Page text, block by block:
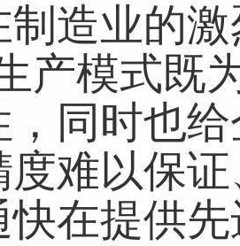
业的激
产模式既
，同时也
度难以保
快在提供